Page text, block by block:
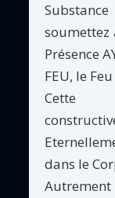
soumettez
Présence
FEU, le
Cette
dans le